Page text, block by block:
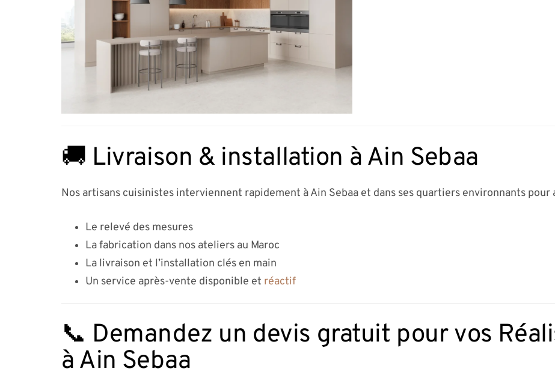
🚚 Livraison & installation à Ain Sebaa
Nos artisans cuisinistes interviennent rapidement à Ain Sebaa et dans ses quartiers environnants pour
Le relevé des mesures
La fabrication dans nos ateliers au Maroc
La livraison et l’installation clés en main
Un service après-vente disponible et réactif
📞 Demandez un devis gratuit pour vos
à Ain Sebaa